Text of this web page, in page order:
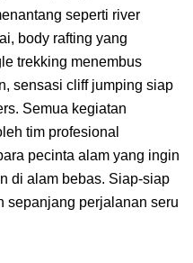
seperti river
body rafting yang
trekking menembus
sensasi cliff jumping siap
Semua kegiatan
tim profesional
pecinta alam yang ingin
di alam bebas. Siap-siap
sepanjang perjalanan seru